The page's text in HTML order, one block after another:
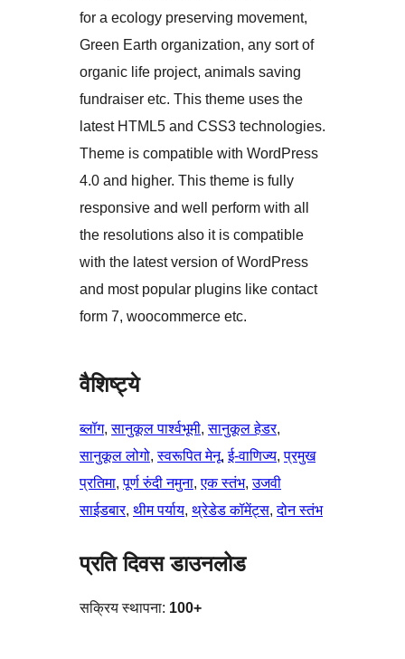
for a ecology preserving movement,
Green Earth organization, any sort of
organic life project, animals saving
fundraiser etc. This theme uses the
latest HTML5 and CSS3 technologies.
Theme is compatible with WordPress
4.0 and higher. This theme is fully
responsive and well perform with all
the resolutions also it is compatible
with the latest version of WordPress
and most popular plugins like contact
form 7, woocommerce etc.
वैशिष्ट्ये
ब्लॉग, सानुकूल पार्श्वभूमी, सानुकूल हेडर
सानुकूल लोगो, स्वरूपित मेनू, ई-वाणिज्य, प्रमुख
प्रतिमा, पूर्ण रुंदी नमुना, एक स्तंभ, उजवी
साईडबार, थीम पर्याय, थ्रेडेड कॉमेंट्स, दोन स्तंभ
प्रति दिवस डाउनलोड
सक्रिय स्थापना: 100+